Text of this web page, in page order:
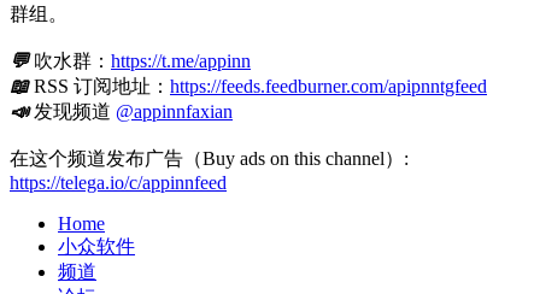
群组。
💬吹水群： https://t.me/appinn
📖RSS 订阅地址： https://feeds.feedburner.com/apipnntgfeed
📣发现频道 @appinnfaxian
在这个频道发布广告（Buy ads on this channel）:
https://telega.io/c/appinnfeed
Home
小众软件
频道